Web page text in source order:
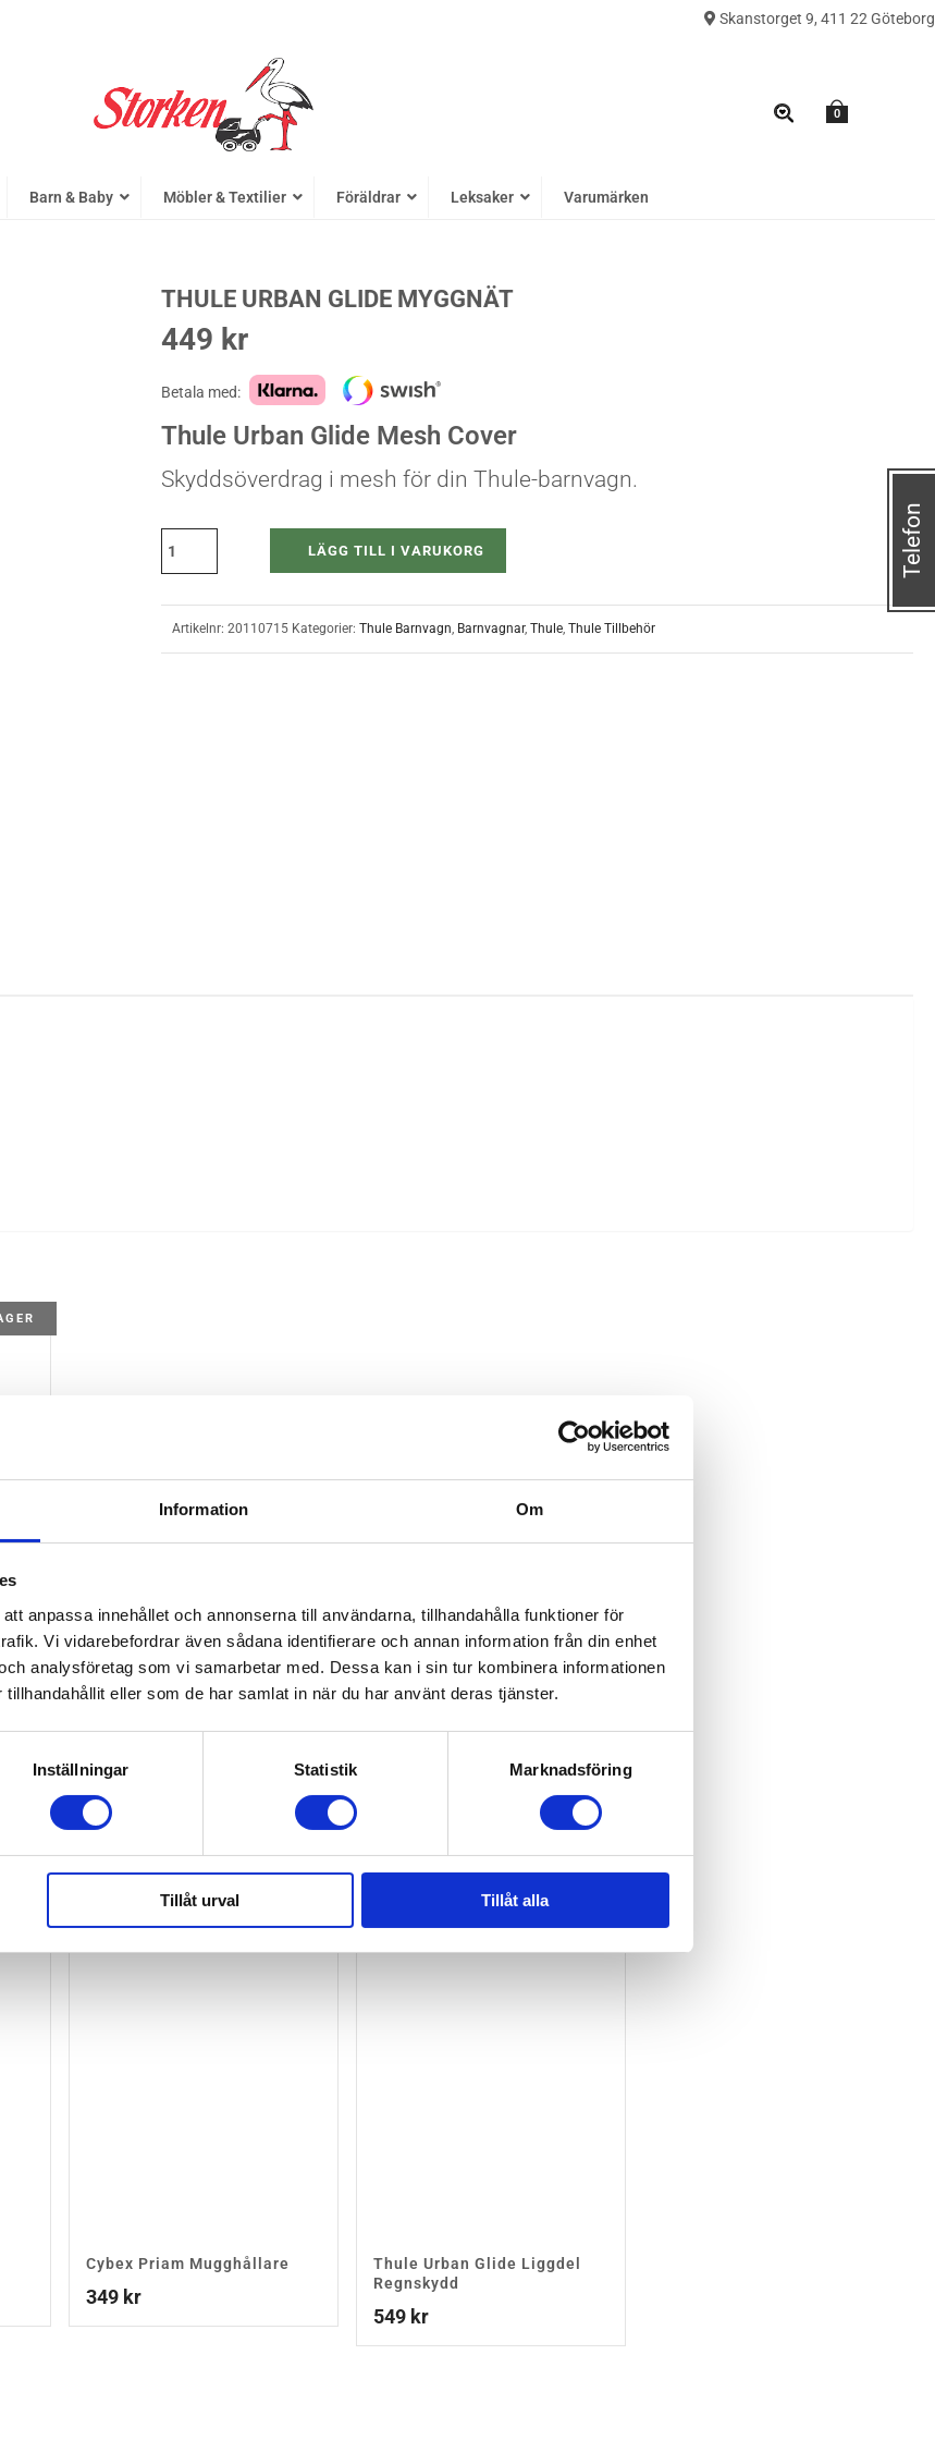
Information Om
anpassa innehållet och annonserna till användarna, tillhandahålla funktioner för
Vi vidarebefordrar även sådana identifierare och annan information från din enhet
analysföretag som vi samarbetar med. Dessa kan i sin tur kombinera informationen
eller som de har samlat in när du har använt deras tjänster.
Inställningar Statistik Marknadsföring
Tillåt urval Tillåt alla
Skanstorget 9, 411 22 Göteborg
0
Barn & Baby Möbler & Textilier Föräldrar Leksaker Varumärken
THULE URBAN GLIDE MYGGNÄT
449 kr
Betala med:
Thule Urban Glide Mesh Cover
Skyddsöverdrag i mesh för din Thule-barnvagn.
LÄGG TILL I VARUKORG
Artikelnr: 20110715 Kategorier: Thule Barnvagn, Barnvagnar, Thule, Thule Tillbehör
Cybex Priam Mugghållare
349 kr
Thule Urban Glide Liggdel
Regnskydd
549 kr
Telefon